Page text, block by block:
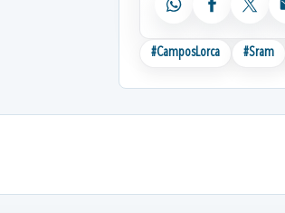
WhatsAppFacebook
X
#CamposLorca #Sram